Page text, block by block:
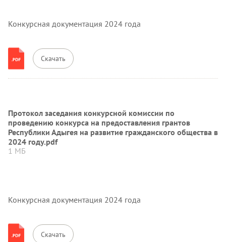
Конкурсная документация 2024 года
Скачать
Протокол заседания конкурсной комиссии по
проведению конкурса на предоставления грантов
Республики Адыгея на развитие гражданского общества в
2024 году.pdf
1 МБ
Конкурсная документация 2024 года
Скачать